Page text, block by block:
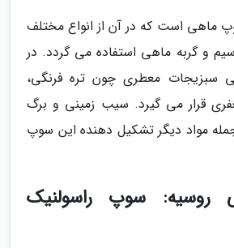
ماهی است که در آن از انواع مختلف
و گربه ماهی استفاده می گردد. در
سبزیجات معطری چون تره فرنگی،
قرار می گیرد. سیب زمینی و برگ
مواد دیگر تشکیل دهنده این سوپ
روسیه: سوپ راسولنیک